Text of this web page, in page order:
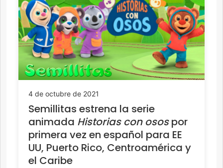
4 de octubre de 2021
Semillitas estrena la serie
animada Historias con osospor
primera vez en español para EE
UU, Puerto Rico, Centroamérica y
el Caribe